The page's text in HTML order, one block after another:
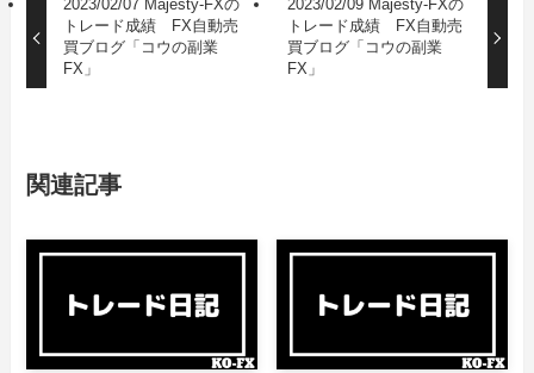
2023/02/07 Majesty-FXの
トレード成績 FX自動売
買ブログ「コウの副業
FX」
2023/02/09 Majesty-FXの
トレード成績 FX自動売
買ブログ「コウの副業
FX」
関連記事